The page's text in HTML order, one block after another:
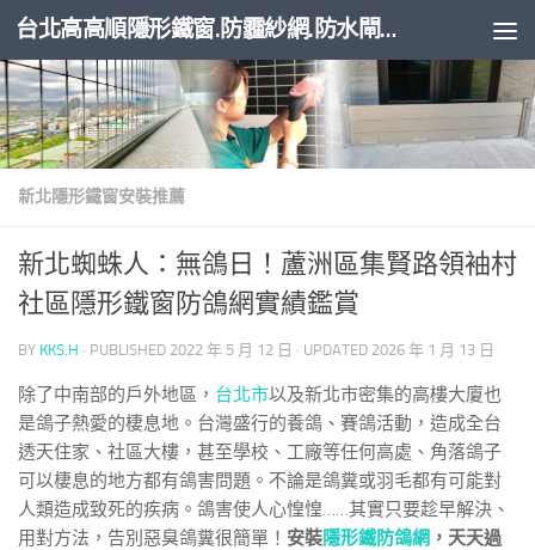
Skip to content 台北高高順隱形鐵窗.防霾紗網.防水閘門
新北隱形鐵窗安裝推薦
新北蜘蛛人：無鴿日！蘆洲區集賢路領袖村
社區隱形鐵窗防鴿網實績鑑賞
BY KKS.H · PUBLISHED 2022 年 5 月 12 日 · UPDATED 2026 年 1 月 13 日
除了中南部的戶外地區， 台北市以及新北市密集的高樓大廈也
是鴿子熱愛的棲息地。台灣盛行的養鴿、賽鴿活動，造成全台
透天住家、社區大樓，甚至學校、工廠等任何高處、角落鴿子
可以棲息的地方都有鴿害問題。不論是鴿糞或羽毛都有可能對
人類造成致死的疾病。鴿害使人心惶惶……其實只要趁早解決、
用對方法，告別惡臭鴿糞很簡單！ 安裝隱形鐵防鴿網 ，天天過